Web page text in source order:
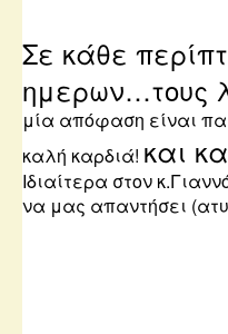
Σε κάθε
ημερων…τους
μία απόφαση είναι
καλή καρδιά! και
Ιδιαίτερα στον
να μας απαντήσει